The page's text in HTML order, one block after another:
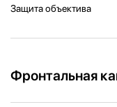
Защита объектива
Фронтальная